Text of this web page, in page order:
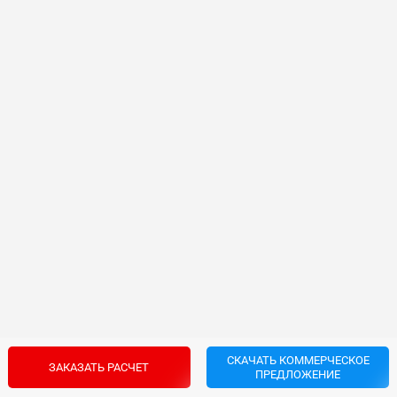
ЗАКАЗАТЬ РАСЧЕТ
СКАЧАТЬ КОММЕРЧЕСКОЕ
ПРЕДЛОЖЕНИЕ